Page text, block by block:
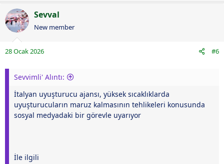
Sevval
New member
28 Ocak 2026 #6
Sevvimli' Alıntı:
İtalyan uyuşturucu ajansı, yüksek sıcaklıklarda
uyuşturucuların maruz kalmasının tehlikeleri konusunda
sosyal medyadaki bir görevle uyarıyor
İle ilgili